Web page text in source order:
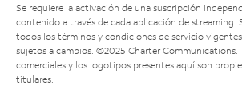
Se requiere la activación de una suscripción
contenido a través de cada aplicación de streaming.
todos los términos y condiciones de servicio
sujetos a cambios. ©2025 Charter Communications.
comerciales y los logotipos presentes aquí son
titulares.